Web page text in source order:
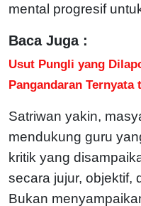
mental progresif
Baca Juga :
Usut Pungli yang
Pangandaran
Satriwan yakin,
mendukung guru
kritik yang
secara jujur, objektif,
Bukan